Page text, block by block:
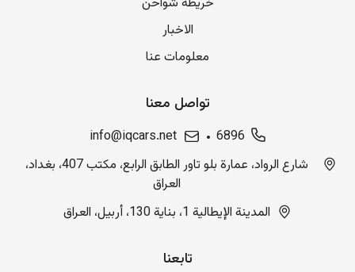
الاخبار
معلومات عنا
تواصل معنا
6896
info@iqcars.net
شارع الرواد، عمارة بلو تاور الطابق الرابع، مكتب 407، بغداد،
العراق
المدينة الإيطالية 1، بناية 130، أربيل، العراق
تابعنا